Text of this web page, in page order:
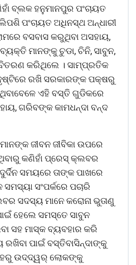
ବ୍ଲକ ହନୁମାନପୁର ପଂଚାୟତ
ପଂଚାୟତ ଅଧିନସ୍ଥ ଅନ୍ଧାରୀ
ବସବାସ କରୁଥିବା ଅସହାୟ,
ମାନଙ୍କୁ ଚୁଡା, ଚିନି, ସାବୁନ,
ବିତରଣ କରିଥିଲେ । ସାମ୍ପ୍ରତିକ
ଦୃଷ୍ଟିରେ ରଖି ସରକାରଙ୍କ ପକ୍ଷରୁ
ଏହି ବସ୍ତି ଗୁଡିକରେ
ଗରିବଙ୍କ କାମଧନ୍ଦା ବନ୍ଦ
ଜୀବନ ଜୀବିକା ଉପରେ
କଣିହାଁ ପ୍ରେସ୍ କ୍ଲବର
ସମୟରେ ତାଙ୍କ ପାଖରେ
ସଂପର୍କରେ ପଚାରି
ସଦସ୍ୟ ମାନେ କରୋନା ଭୁତାଣୁ
ହେଲେ ସମସ୍ତେ ସାବୁନ
ସହ ମାସ୍କ ବ୍ୟବହାର କରି
ରଖିବା ପାଇଁ ବସ୍ତିବାସିନ୍ଦାଙ୍କୁ
ଉଦ୍ଦ୍ୱର୍ ଲୋକଙ୍କୁ